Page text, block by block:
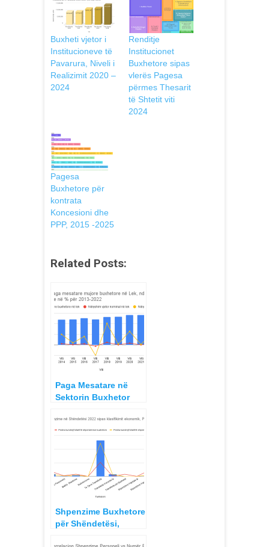
Buxheti vjetor i
Institucioneve të
Pavarura, Niveli i
Realizimit 2020 –
2024
Renditje
Institucionet
Buxhetore sipas
vlerës Pagesa
përmes Thesarit
të Shtetit viti
2024
Pagesa
Buxhetore për
kontrata
Koncesioni dhe
PPP, 2015 -2025
Related Posts:
Paga Mesatare në
Sektorin Buxhetor
Mesatare Tregu i
Punës 2013-2022
Shpenzime Buxhetore
për Shëndetësi,